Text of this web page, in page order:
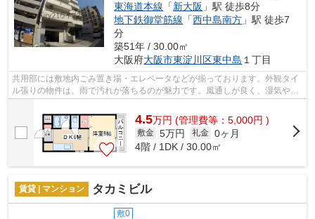
東海道本線 「新大阪 」駅 徒歩8分
地下鉄御堂筋線 「西中島南方 」駅 徒歩7
分
築51年 / 30.00㎡
大阪府大阪市東淀川区東中島 １丁目
共用部には敷地内ごみ置き場・エレベータなどが揃っております。外観タイ
ル張りの物件は、雨で汚れが落ちるのが魅力です。風通しが良く、湿気やカ
4.5万円 (管理費等：5,000円 )
敷金 5万円 礼金 0ヶ月
4階 / 1DK / 30.00㎡
賃貸 | マンション タカミビル
敷0